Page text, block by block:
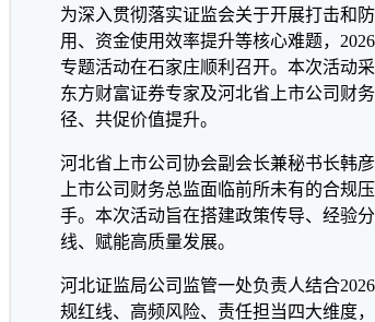
为深入贯彻落实证监会关于开展打击和
用、资金使用效率提升等核心难题，
专题活动在石家庄顺利召开。本次活动
东方财富证券专家及河北省上市公司财
径、共促价值提升。
河北省上市公司协会副会长兼秘书长韩
上市公司财务总监面临前所未有的合规
手。本次活动旨在搭建政策传导、经验
线、赋能高质量发展。
河北证监局公司监管一处负责人结合
规红线、高频风险、责任担当四大维度